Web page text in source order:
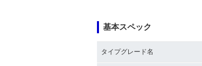
基本スペック
タイプグレード名